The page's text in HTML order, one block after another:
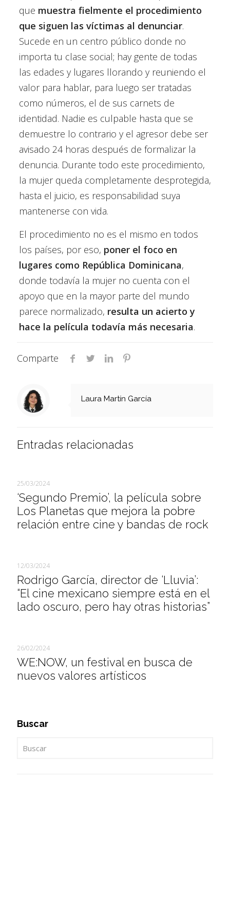
que muestra fielmente el procedimiento
que siguen las víctimas al denunciar.
Sucede en un centro público donde no
importa tu clase social; hay gente de todas
las edades y lugares llorando y reuniendo el
valor para hablar, para luego ser tratadas
como números, el de sus carnets de
identidad. Nadie es culpable hasta que se
demuestre lo contrario y el agresor debe ser
avisado 24 horas después de formalizar la
denuncia. Durante todo este procedimiento,
la mujer queda completamente desprotegida,
hasta el juicio, es responsabilidad suya
mantenerse con vida.
El procedimiento no es el mismo en todos
los países, por eso, poner el foco en
lugares como República Dominicana,
donde todavía la mujer no cuenta con el
apoyo que en la mayor parte del mundo
parece normalizado, resulta un acierto y
hace la película todavía más necesaria.
Comparte
Laura Martín García
Entradas relacionadas
25/03/2024
‘Segundo Premio’, la película sobre
Los Planetas que mejora la pobre
relación entre cine y bandas de rock
12/03/2024
Rodrigo García, director de ‘Lluvia’:
“El cine mexicano siempre está en el
lado oscuro, pero hay otras historias”
26/02/2024
WE:NOW, un festival en busca de
nuevos valores artísticos
Buscar